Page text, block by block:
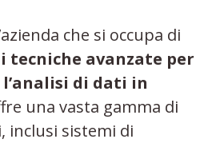
che si occupa di
tecniche avanzate per
l’analisi di dati in
una vasta gamma di
inclusi sistemi di